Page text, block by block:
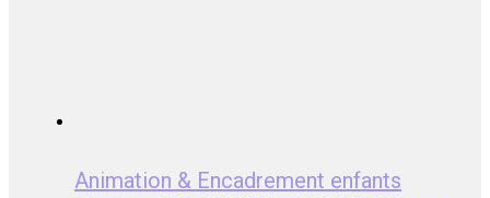
Animation & Encadrement enfants